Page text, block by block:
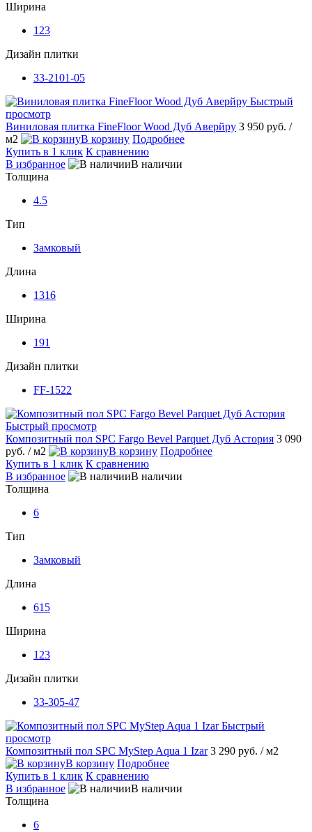
Ширина
123
Дизайн плитки
33-2101-05
Быстрый
просмотр
Виниловая плитка FineFloor Wood Дуб Аверйру 3 950 руб. /
м2
В корзину Подробнее
Купить в 1 клик К сравнению
В избранное
В наличии
Толщина
4.5
Тип
Замковый
Длина
1316
Ширина
191
Дизайн плитки
FF-1522
Быстрый просмотр
Композитный пол SPC Fargo Bevel Parquet Дуб Астория 3 090
руб. / м2 В корзину Подробнее
Купить в 1 клик К сравнению
В избранное
В наличии
Толщина
6
Тип
Замковый
Длина
615
Ширина
123
Дизайн плитки
33-305-47
Быстрый
просмотр
Композитный пол SPC MyStep Aqua 1 Izar 3 290 руб. / м2
В корзину Подробнее
Купить в 1 клик К сравнению
В избранное
В наличии
Толщина
6